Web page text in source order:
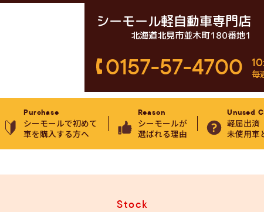
シーモール軽自動車専門店
北海道北見市並木町180番地1
0157-57-4700
毎
Purchase
シーモールで初めて
車を購入する方へ
Reason
シーモールが
選ばれる理由
Unused
軽届出済
未使用車
Stock